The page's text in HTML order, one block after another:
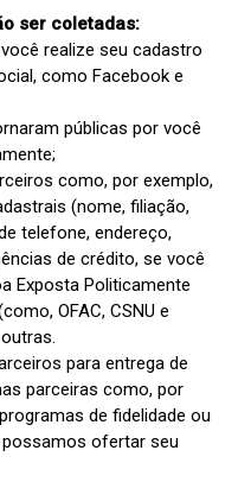
ser coletadas:
realize seu cadastro
como Facebook e
públicas por você
como, por exemplo,
(nome, filiação,
telefone, endereço,
de crédito, se você
Exposta Politicamente
OFAC, CSNU e
para entrega de
parceiras como, por
de fidelidade ou
ofertar seu